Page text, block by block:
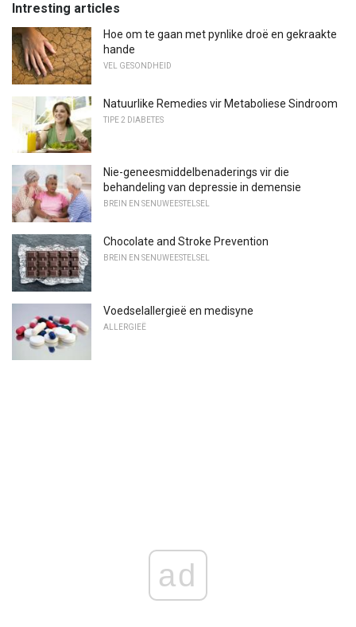
Intresting articles
Hoe om te gaan met pynlike droë en gekraakte
hande
VEL GESONDHEID
Natuurlike Remedies vir Metaboliese Sindroom
TIPE 2 DIABETES
Nie-geneesmiddelbenaderings vir die
behandeling van depressie in demensie
BREIN EN SENUWEESTELSEL
Chocolate and Stroke Prevention
BREIN EN SENUWEESTELSEL
Voedselallergieë en medisyne
ALLERGIEË
ad